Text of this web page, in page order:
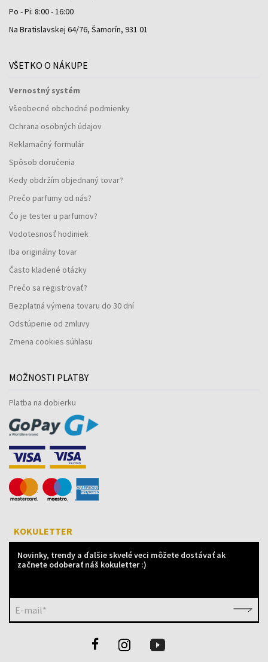
Po - Pi: 8:00 - 16:00
Na Bratislavskej 64/76, Šamorín, 931 01
VŠETKO O NÁKUPE
Vernostný systém
Všeobecné obchodné podmienky
Ochrana osobných údajov
Reklamačný formulár
Spôsob doručenia
Kedy obdržím objednaný tovar?
Prečo parfumy od nás?
Čo je tester u parfumov?
Vodotesnosť hodiniek
Iba originálny tovar
Často kladené otázky
Prečo sa registrovať?
Bezplatná výmena tovaru do 30 dní
Odstúpenie od zmluvy
Zmena cookies súhlasu
MOŽNOSTI PLATBY
Platba na dobierku
KOKULETTER
Novinky, trendy a ďalšie skvelé veci môžete dostávať ak
začnete odoberať náš kokuletter :)
E-mail*